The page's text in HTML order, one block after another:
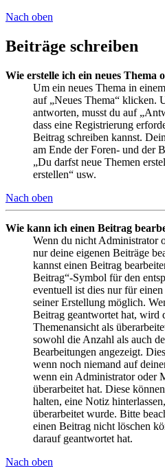
Nach oben
Beiträge schreiben
Wie erstelle ich ein neues Thema
Um ein neues Thema in
auf „Neues Thema“ klicken.
antworten, musst du auf
dass eine Registrierung
Beitrag schreiben kannst.
am Ende der Foren- und der
„Du darfst neue Themen
erstellen“ usw.
Nach oben
Wie kann ich einen Beitrag
Wenn du nicht Administrator
nur deine eigenen Beiträge
kannst einen Beitrag
Beitrag“-Symbol für den
eventuell ist dies nur für
seiner Erstellung möglich.
Beitrag geantwortet hat, wird
Themenansicht als
sowohl die Anzahl als auch
Bearbeitungen angezeigt.
wenn noch niemand auf
wenn ein Administrator oder
überarbeitet hat. Diese
halten, eine Notiz
überarbeitet wurde. Bitte
einen Beitrag nicht löschen
darauf geantwortet hat.
Nach oben